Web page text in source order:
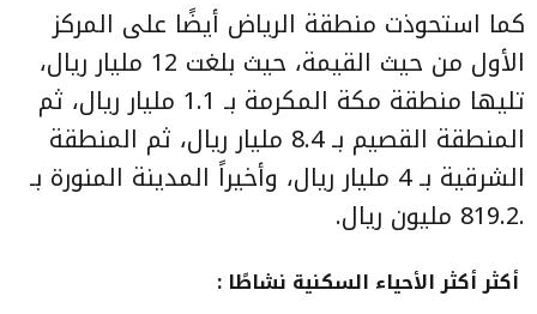
كما استحوذت منطقة الرياض أيضًا على المركز
الأول من حيث القيمة، حيث بلغت 12 مليار ريال،
تليها منطقة مكة المكرمة بـ 1.1 مليار ريال، ثم
المنطقة القصيم بـ 8.4 مليار ريال، ثم المنطقة
الشرقية بـ 4 مليار ريال، وأخيراً المدينة المنورة بـ
.819.2 مليون ريال.
أكثر أكثر الأحياء السكنية نشاطًا :